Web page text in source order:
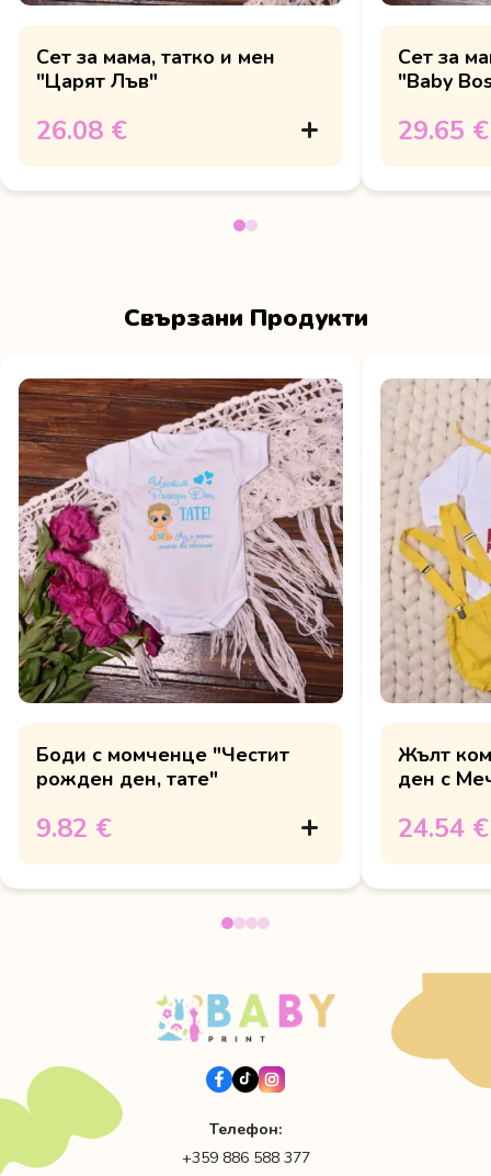
Сет за мама, татко и мен
"Царят Лъв"
26.08 €
Сет за
"Baby
29.65 €
Свързани Продукти
Боди с момченце "Честит
рожден ден, тате"
9.82 €
Жълт
ден с
24.54 €
Телефон:
+359 886 588 377